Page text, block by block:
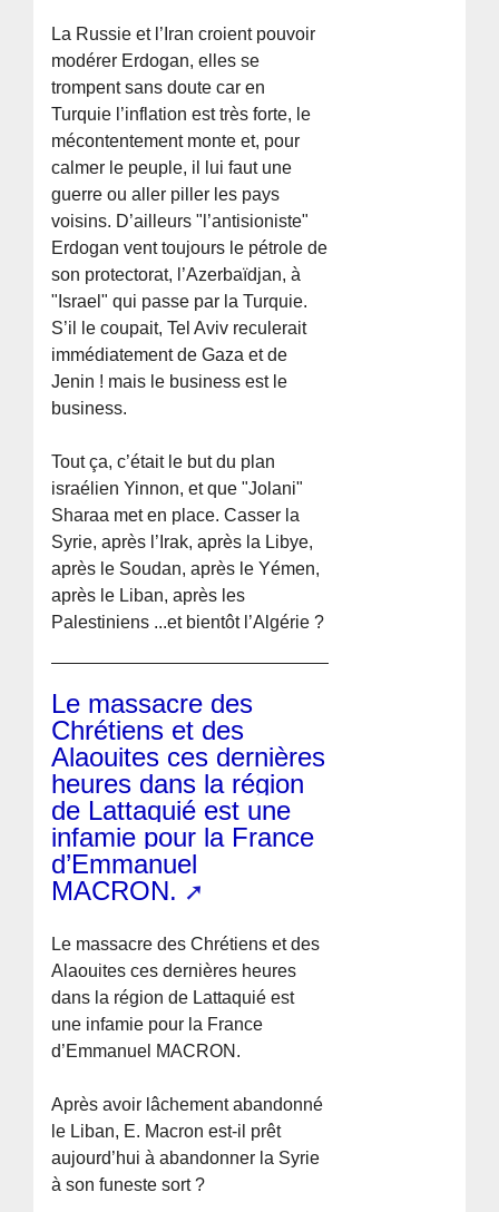
La Russie et l’Iran croient pouvoir
modérer Erdogan, elles se
trompent sans doute car en
Turquie l’inflation est très forte, le
mécontentement monte et, pour
calmer le peuple, il lui faut une
guerre ou aller piller les pays
voisins. D’ailleurs "l’antisioniste"
Erdogan vent toujours le pétrole de
son protectorat, l’Azerbaïdjan, à
"Israel" qui passe par la Turquie.
S’il le coupait, Tel Aviv reculerait
immédiatement de Gaza et de
Jenin ! mais le business est le
business.
Tout ça, c’était le but du plan
israélien Yinnon, et que "Jolani"
Sharaa met en place. Casser la
Syrie, après l’Irak, après la Libye,
après le Soudan, après le Yémen,
après le Liban, après les
Palestiniens ...et bientôt l’Algérie ?
Le massacre des
Chrétiens et des
Alaouites ces dernières
heures dans la région
de Lattaquié est une
infamie pour la France
d’Emmanuel
MACRON.
Le massacre des Chrétiens et des
Alaouites ces dernières heures
dans la région de Lattaquié est
une infamie pour la France
d’Emmanuel MACRON.
Après avoir lâchement abandonné
le Liban, E. Macron est-il prêt
aujourd’hui à abandonner la Syrie
à son funeste sort ?